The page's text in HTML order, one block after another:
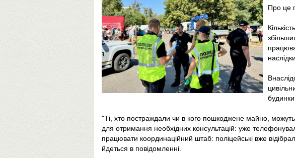
Про це
"Ті, хто постраждали чи в кого пошкоджене майно,
для отримання необхідних консультацій: уже
працювати координаційний штаб: поліцейські вже
йдеться в повідомленні.